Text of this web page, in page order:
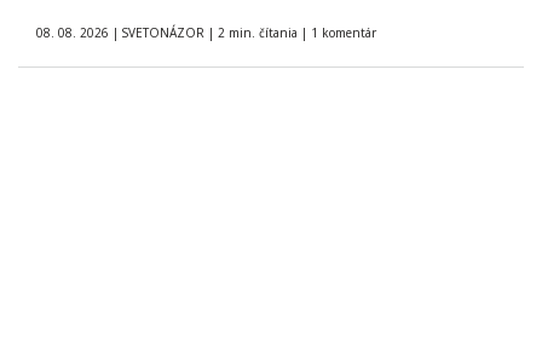
08. 08. 2026 | SVETONÁZOR | 2 min. čítania | 1 komentár